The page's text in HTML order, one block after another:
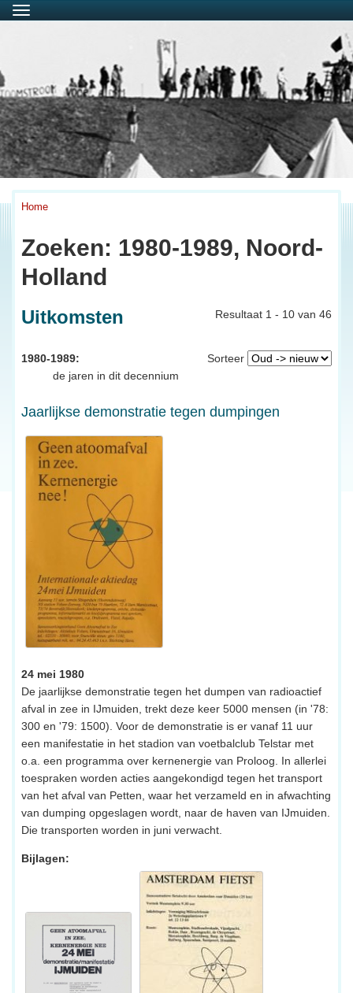
Menu
Home
Zoeken: 1980-1989, Noord-
Holland
Resultaat 1 - 10 van 46
Uitkomsten
Sorteer
1980-1989:
de jaren in dit decennium
Jaarlijkse demonstratie tegen dumpingen
24 mei 1980
De jaarlijkse demonstratie tegen het dumpen van radioactief
afval in zee in IJmuiden, trekt deze keer 5000 mensen (in '78:
300 en '79: 1500). Voor de demonstratie is er vanaf 11 uur
een manifestatie in het stadion van voetbalclub Telstar met
o.a. een programma over kernenergie van Proloog. In allerlei
toespraken worden acties aangekondigd tegen het transport
van het afval van Petten, waar het verzameld en in afwachting
van dumping opgeslagen wordt, naar de haven van IJmuiden.
Die transporten worden in juni verwacht.
Bijlagen: